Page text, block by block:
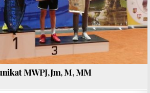
MWPJ,Jm, M, MM